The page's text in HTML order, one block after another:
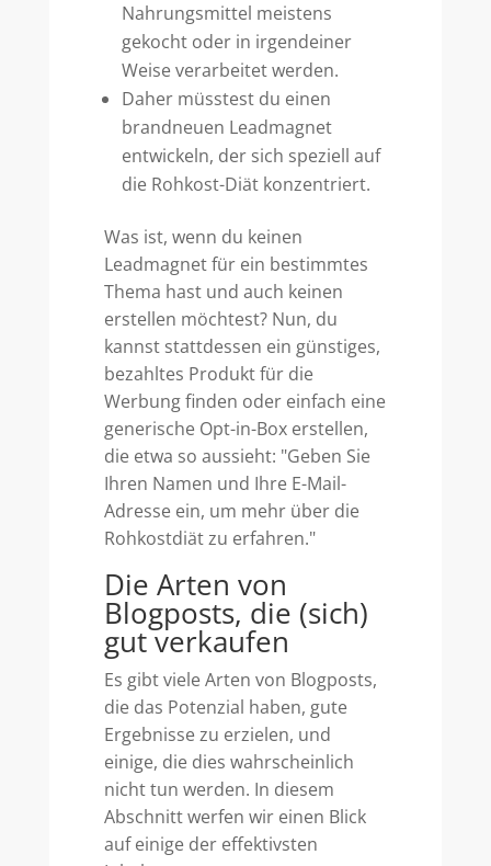
Nahrungsmittel meistens
gekocht oder in irgendeiner
Weise verarbeitet werden.
Daher müsstest du einen
brandneuen Leadmagnet
entwickeln, der sich speziell auf
die Rohkost-Diät konzentriert.
Was ist, wenn du keinen
Leadmagnet für ein bestimmtes
Thema hast und auch keinen
erstellen möchtest? Nun, du
kannst stattdessen ein günstiges,
bezahltes Produkt für die
Werbung finden oder einfach eine
generische Opt-in-Box erstellen,
die etwa so aussieht: "Geben Sie
Ihren Namen und Ihre E-Mail-
Adresse ein, um mehr über die
Rohkostdiät zu erfahren."
Die Arten von
Blogposts, die (sich)
gut verkaufen
Es gibt viele Arten von Blogposts,
die das Potenzial haben, gute
Ergebnisse zu erzielen, und
einige, die dies wahrscheinlich
nicht tun werden. In diesem
Abschnitt werfen wir einen Blick
auf einige der effektivsten